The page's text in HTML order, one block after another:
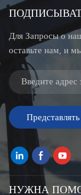
Для Запросы о
оставьте нам, и
НУЖНА